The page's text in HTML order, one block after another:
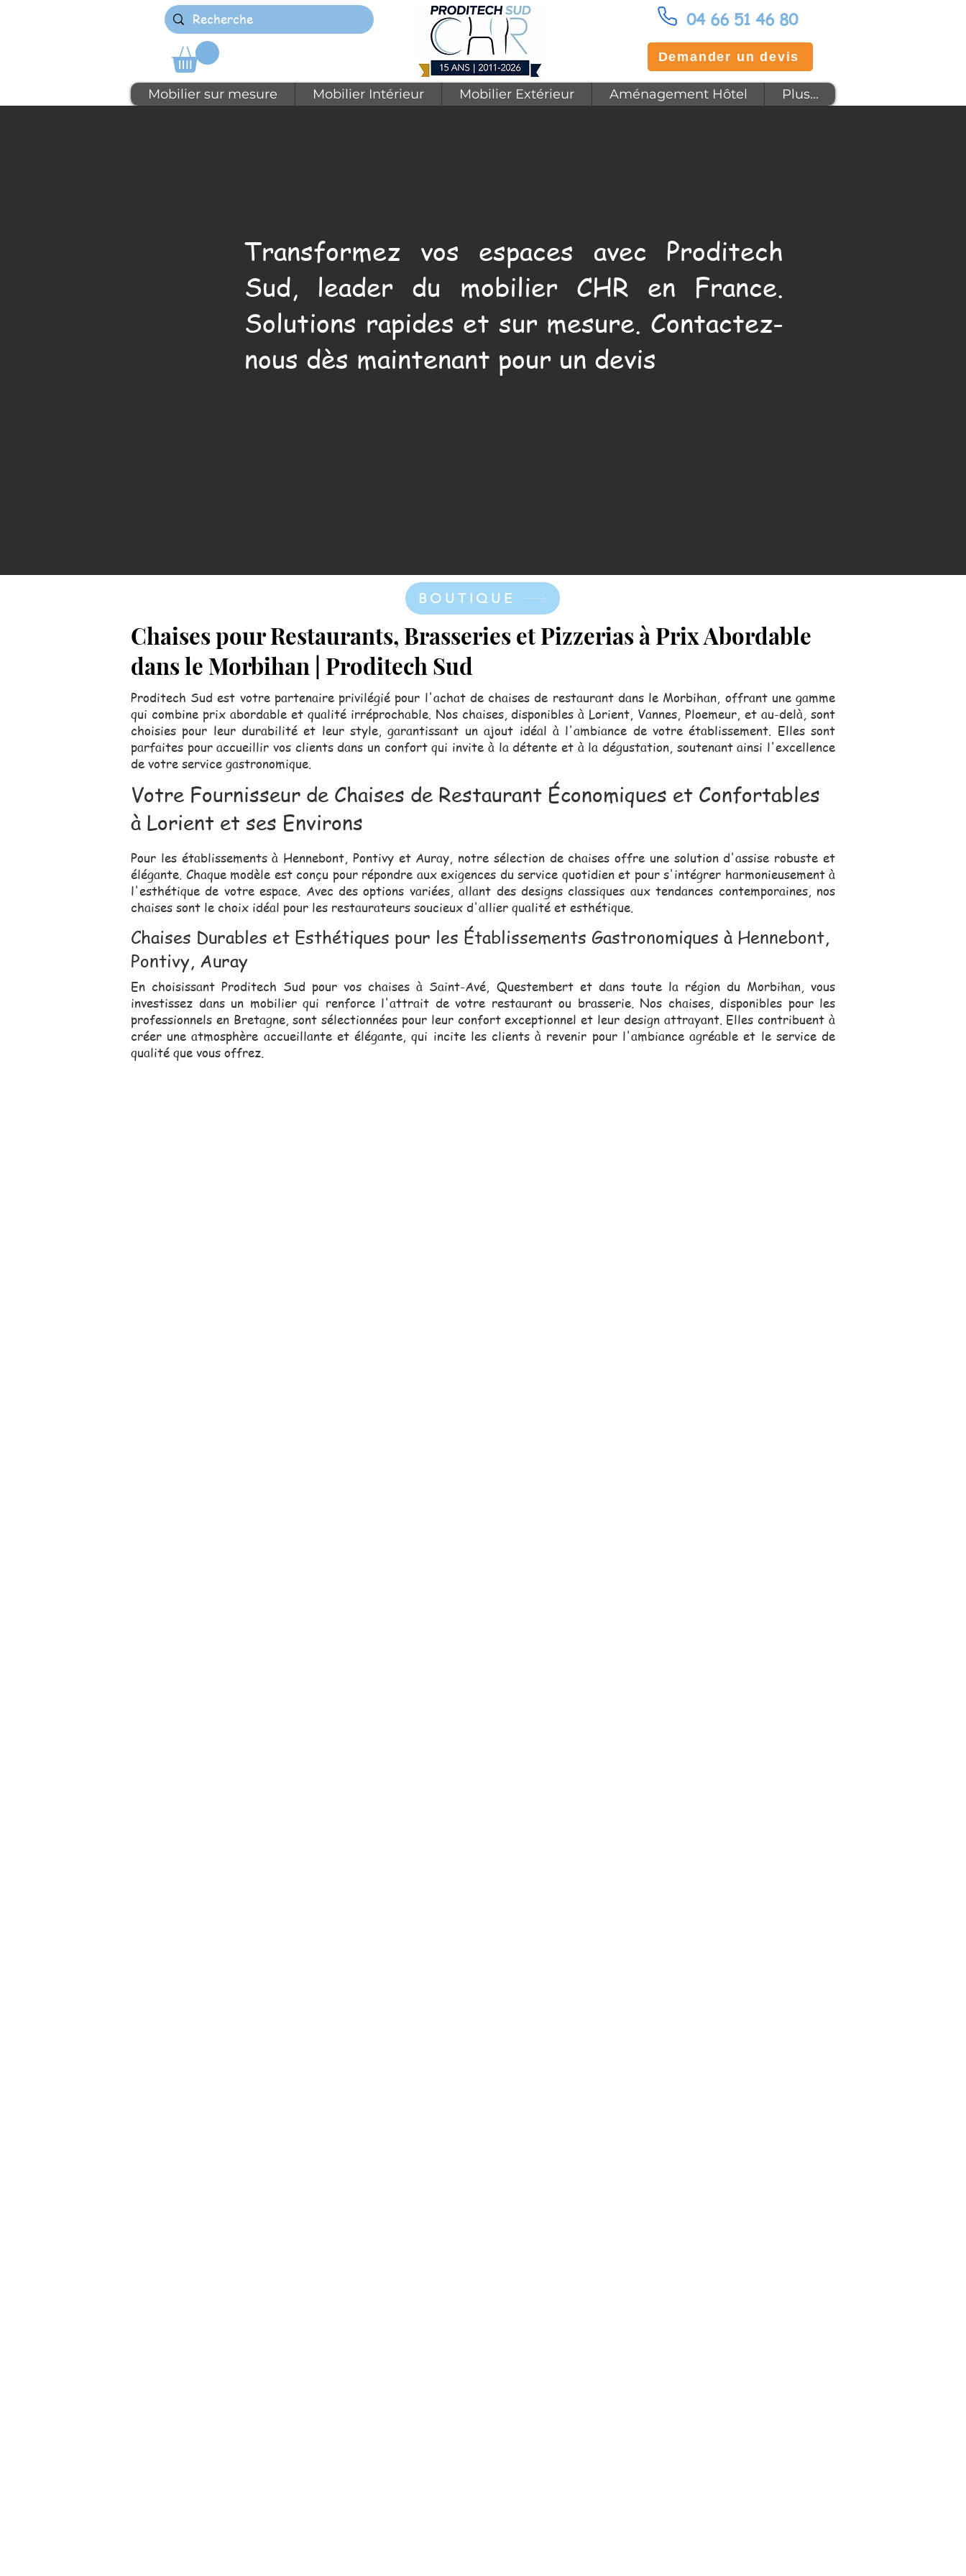
04 66 51 46 80
Demander un devis
Mobilier sur mesure Mobilier Intérieur Mobilier Extérieur Aménagement Hôtel Plus...
Transformez vos espaces avec Proditech
Sud, leader du mobilier CHR en France.
Solutions rapides et sur mesure. Contactez-
nous dès maintenant pour un devis
BOUTIQUE
Chaises pour Restaurants, Brasseries et Pizzerias à Prix Abordable
dans le Morbihan | Proditech Sud
Proditech Sud est votre partenaire privilégié pour l'achat de chaises de restaurant dans le Morbihan, offrant une gamme
qui combine prix abordable et qualité irréprochable. Nos chaises, disponibles à Lorient, Vannes, Ploemeur, et au-delà, sont
choisies pour leur durabilité et leur style, garantissant un ajout idéal à l'ambiance de votre établissement. Elles sont
parfaites pour accueillir vos clients dans un confort qui invite à la détente et à la dégustation, soutenant ainsi l'excellence
de votre service gastronomique.
Votre Fournisseur de Chaises de Restaurant Économiques et Confortables
à Lorient et ses Environs
Pour les établissements à Hennebont, Pontivy et Auray, notre sélection de chaises offre une solution d'assise robuste et
élégante. Chaque modèle est conçu pour répondre aux exigences du service quotidien et pour s'intégrer harmonieusement à
l'esthétique de votre espace. Avec des options variées, allant des designs classiques aux tendances contemporaines, nos
chaises sont le choix idéal pour les restaurateurs soucieux d'allier qualité et esthétique.
Chaises Durables et Esthétiques pour les Établissements Gastronomiques à Hennebont,
Pontivy, Auray
En choisissant Proditech Sud pour vos chaises à Saint-Avé, Questembert et dans toute la région du Morbihan, vous
investissez dans un mobilier qui renforce l'attrait de votre restaurant ou brasserie. Nos chaises, disponibles pour les
professionnels en Bretagne, sont sélectionnées pour leur confort exceptionnel et leur design attrayant. Elles contribuent à
créer une atmosphère accueillante et élégante, qui incite les clients à revenir pour l'ambiance agréable et le service de
qualité que vous offrez.